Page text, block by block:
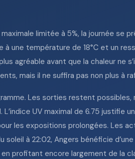
limitée à 5%, la journée se
une température de 18°C et un
agréable avant que la chaleur ne
mais il ne suffira pas non plus à
Les sorties restent possibles,
UV maximal de 6.75
les expositions prolongées. Les
à 22:02, Angers bénéficie
profitant encore largement de la